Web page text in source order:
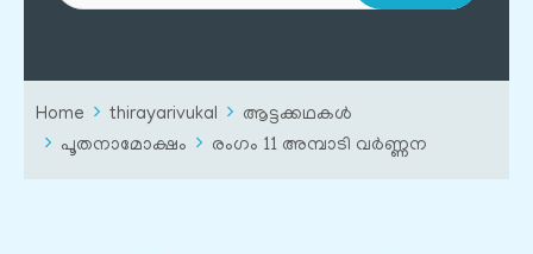
Home thirayarivukal
ആട്ടക്കഥകൾ
പൂതനാമോക്ഷം
രംഗം 11 അമ്പാടി വർണ്ണന